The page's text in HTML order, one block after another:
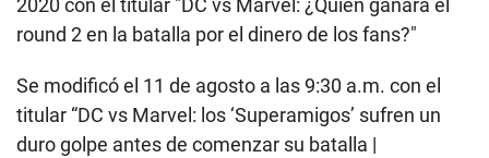
2020 con el titular "DC vs Marvel: ¿Quién ganará el
round 2 en la batalla por el dinero de los fans?"
Se modificó el 11 de agosto a las 9:30 a.m. con el
titular “DC vs Marvel: los ‘Superamigos’ sufren un
duro golpe antes de comenzar su batalla |